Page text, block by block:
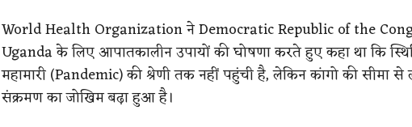
World Health Organization ने Democratic Republic of the
Uganda के लिए आपातकालीन उपायों की घोषणा करते हुए कहा था कि
महामारी (Pandemic) की श्रेणी तक नहीं पहुंची है, लेकिन कांगो की सीमा
संक्रमण का जोखिम बढ़ा हुआ है।